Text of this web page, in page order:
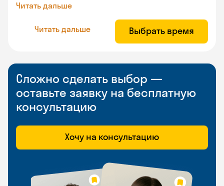
Читать дальше
Читать дальше Выбрать время
Сложно сделать выбор —
оставьте заявку на бесплатную
консультацию
Хочу на консультацию